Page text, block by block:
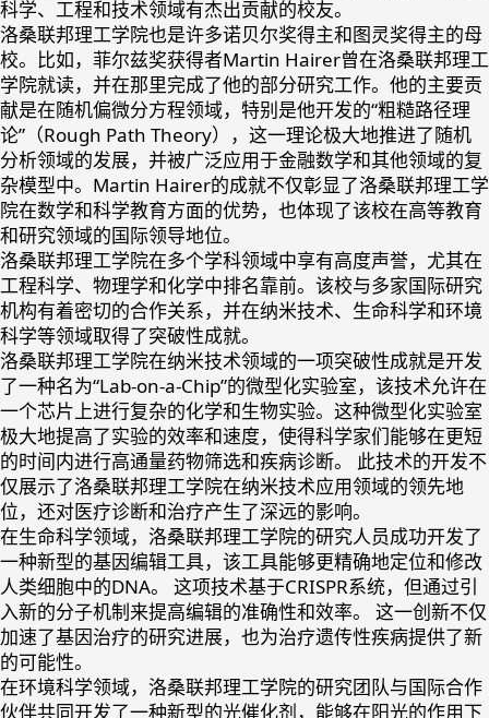
科学、工程和技术领域有杰出贡献的校友。
洛桑联邦理工学院也是许多诺贝尔奖得主和图灵奖得主的母
校。比如，菲尔兹奖获得者Martin Hairer曾在洛桑联邦理工
学院就读，并在那里完成了他的部分研究工作。他的主要贡
献是在随机偏微分方程领域，特别是他开发的“粗糙路径理
论”（Rough Path Theory），这一理论极大地推进了随机
分析领域的发展，并被广泛应用于金融数学和其他领域的复
杂模型中。Martin Hairer的成就不仅彰显了洛桑联邦理工学
院在数学和科学教育方面的优势，也体现了该校在高等教育
和研究领域的国际领导地位。
洛桑联邦理工学院在多个学科领域中享有高度声誉，尤其在
工程科学、物理学和化学中排名靠前。该校与多家国际研究
机构有着密切的合作关系，并在纳米技术、生命科学和环境
科学等领域取得了突破性成就。
洛桑联邦理工学院在纳米技术领域的一项突破性成就是开发
了一种名为“Lab-on-a-Chip”的微型化实验室，该技术允许在
一个芯片上进行复杂的化学和生物实验。这种微型化实验室
极大地提高了实验的效率和速度，使得科学家们能够在更短
的时间内进行高通量药物筛选和疾病诊断。 此技术的开发不
仅展示了洛桑联邦理工学院在纳米技术应用领域的领先地
位，还对医疗诊断和治疗产生了深远的影响。
在生命科学领域，洛桑联邦理工学院的研究人员成功开发了
一种新型的基因编辑工具，该工具能够更精确地定位和修改
人类细胞中的DNA。 这项技术基于CRISPR系统，但通过引
入新的分子机制来提高编辑的准确性和效率。 这一创新不仅
加速了基因治疗的研究进展，也为治疗遗传性疾病提供了新
的可能性。
在环境科学领域，洛桑联邦理工学院的研究团队与国际合作
伙伴共同开发了一种新型的光催化剂，能够在阳光的作用下